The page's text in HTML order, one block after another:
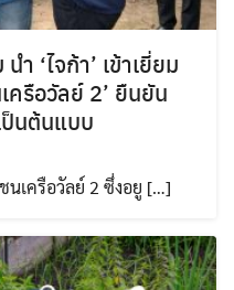
‘ไจก้า’ เข้าเยี่ยม
ครือวัลย์ 2’ ยืนยัน
นต้นแบบ
นเครือวัลย์ 2 ซึ่งอยู […]